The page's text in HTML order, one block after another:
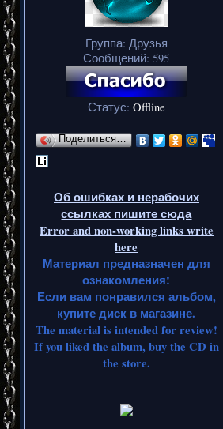
Группа: Друзья
Сообщений: 595
Статус: Offline
Поделиться…
Об ошибках и нерабочих
ссылках пишите сюда
Error and non-working links write
here
Материал предназначен для
ознакомления!
Если вам понравился альбом,
купите диск в магазине.
The material is intended for review!
If you liked the album, buy the CD in
the store.